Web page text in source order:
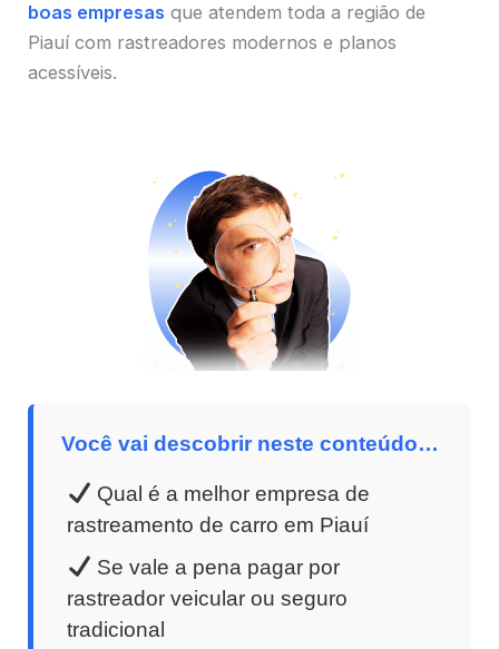
boas empresas que atendem toda a região de
Piauí com rastreadores modernos e planos
acessíveis.
Você vai descobrir neste conteúdo…
Qual é a melhor empresa de
rastreamento de carro em Piauí
Se vale a pena pagar por
rastreador veicular ou seguro
tradicional